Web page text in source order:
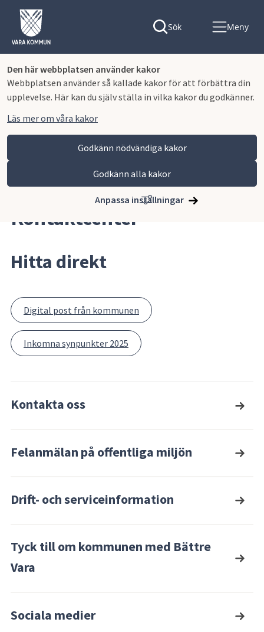
Den här webbplatsen använder kakor
Webbplatsen använder så kallade kakor för att förbättra din
upplevelse. Här kan du själv ställa in vilka kakor du godkänner.
Läs mer om våra kakor
Godkänn nödvändiga kakor
Godkänn alla kakor
Anpassa inställningar
Sök Meny
Vara kommun Kontaktcenter
Kontaktcenter
Hitta direkt
Digital post från kommunen
Inkomna synpunkter 2025
Kontakta oss
Felanmälan på offentliga miljön
Drift- och serviceinformation
Tyck till om kommunen med Bättre
Vara
Sociala medier